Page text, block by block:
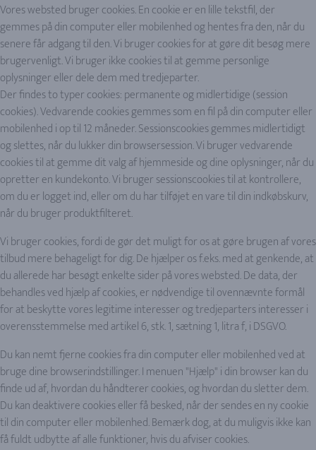
Vores websted bruger cookies. En cookie er en lille tekstfil, der
gemmes på din computer eller mobilenhed og hentes fra den, når du
senere får adgang til den. Vi bruger cookies for at gøre dit besøg mere
brugervenligt. Vi bruger ikke cookies til at gemme personlige
oplysninger eller dele dem med tredjeparter.
Der findes to typer cookies: permanente og midlertidige (session
cookies). Vedvarende cookies gemmes som en fil på din computer eller
mobilenhed i op til 12 måneder. Sessionscookies gemmes midlertidigt
og slettes, når du lukker din browsersession. Vi bruger vedvarende
cookies til at gemme dit valg af hjemmeside og dine oplysninger, når du
opretter en kundekonto. Vi bruger sessionscookies til at kontrollere,
om du er logget ind, eller om du har tilføjet en vare til din indkøbskurv,
når du bruger produktfilteret.
Vi bruger cookies, fordi de gør det muligt for os at gøre brugen af vores
tilbud mere behageligt for dig. De hjælper os f.eks. med at genkende, at
du allerede har besøgt enkelte sider på vores websted. De data, der
behandles ved hjælp af cookies, er nødvendige til ovennævnte formål
for at beskytte vores legitime interesser og tredjeparters interesser i
overensstemmelse med artikel 6, stk. 1, sætning 1, litra f, i DSGVO.
Du kan nemt fjerne cookies fra din computer eller mobilenhed ved at
bruge dine browserindstillinger. I menuen "Hjælp" i din browser kan du
finde ud af, hvordan du håndterer cookies, og hvordan du sletter dem.
Du kan deaktivere cookies eller få besked, når der sendes en ny cookie
til din computer eller mobilenhed. Bemærk dog, at du muligvis ikke kan
få fuldt udbytte af alle funktioner, hvis du afviser cookies.